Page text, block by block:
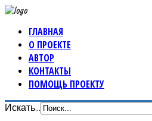
ГЛАВНАЯ
О ПРОЕКТЕ
АВТОР
КОНТАКТЫ
ПОМОЩЬ ПРОЕКТУ
Искать...